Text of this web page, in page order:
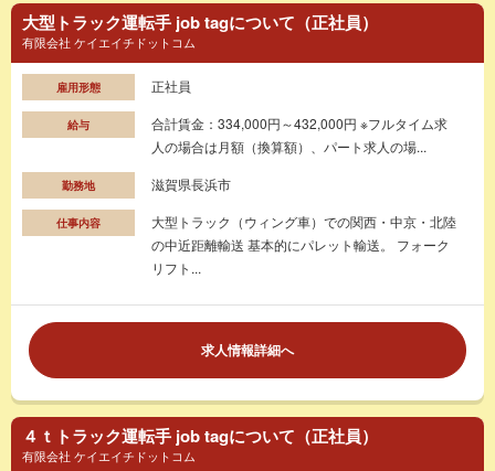
大型トラック運転手 job tagについて（正社員）
有限会社 ケイエイチドットコム
雇用形態 正社員
給与
合計賃金：334,000円～432,000円 ※フルタイム求
人の場合は月額（換算額）、パート求人の場...
勤務地 滋賀県長浜市
仕事内容
大型トラック（ウィング車）での関西・中京・北陸
の中近距離輸送 基本的にパレット輸送。 フォーク
リフト...
求人情報詳細へ
４ｔトラック運転手 job tagについて（正社員）
有限会社 ケイエイチドットコム